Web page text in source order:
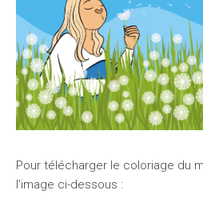
Pour télécharger le coloriage du
l’image ci-dessous :